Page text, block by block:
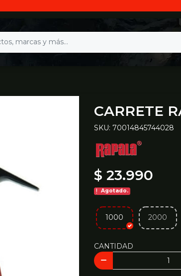
CARRETE
SKU: 70014845744028
$ 23.990
Agotado.
1000 2000
CANTIDAD